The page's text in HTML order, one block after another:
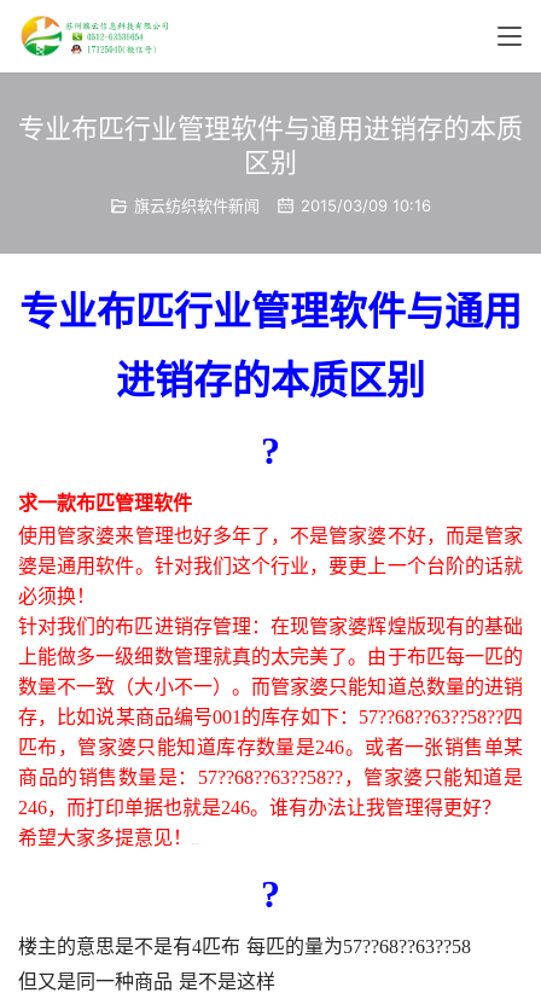
专业布匹行业管理软件与通用进销存的本质
区别
旗云纺织软件新闻 2015/03/09 10:16
专业布匹行业管理软件与通用
进销存的本质区别
?
求一款布匹管理软件
使用 管家婆来管理也好多年了，不是管家婆不好，而是管家
婆是通用软件。针对我们这个行业，要更上一个台阶的话就
必须换！
针对我们的布匹进销存管理：在现管家婆辉煌版现有的基础
上能做多一级细数管理就真的太完美了。由于布匹每一匹的
数量不一致（大小不一）。而管家婆只能知道总数量的进销
存，比如说某商品编号001 的库存如下： 57??68??63??58??四
匹布，管家婆只能知道库存数量是246。或者一张销售单某
商品的销售数量是： 57??68??63??58??，管家婆只能知道是
246，而打印单据也就是246。谁有办法让我管理得更好？
希望大家多提意见！
?
楼主的意思是不是有4匹布 每匹的量为57??68??63??58
但又是同一种商品 是不是这样